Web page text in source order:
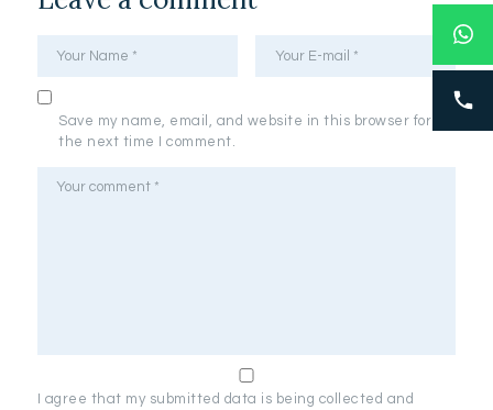
Save my name, email, and website in this browser for
the next time I comment.
I agree that my submitted data is being collected and